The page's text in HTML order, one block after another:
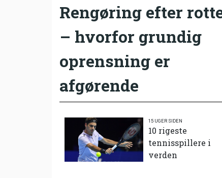
Rengøring efter
– hvorfor grundig
oprensning er
afgørende
15 UGER SIDEN
10 rigeste
tennisspillere i
verden